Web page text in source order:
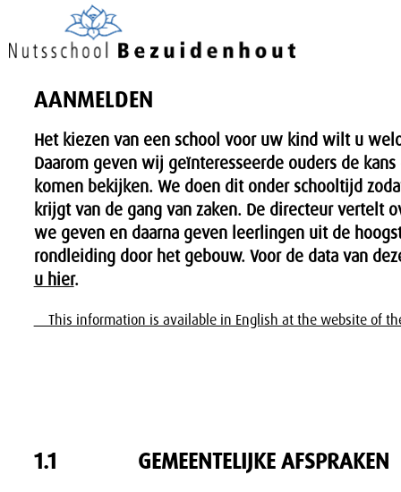
AANMELDEN
Het kiezen van een school voor uw kind wilt u
Daarom geven wij geïnteresseerde ouders de
komen bekijken. We doen dit onder schooltijd
krijgt van de gang van zaken. De directeur vertelt
we geven en daarna geven leerlingen uit de
rondleiding door het gebouw. Voor de data van
u hier.
This information is available in English at the website of
1.1 GEMEENTELIJKE AFSPRAKEN